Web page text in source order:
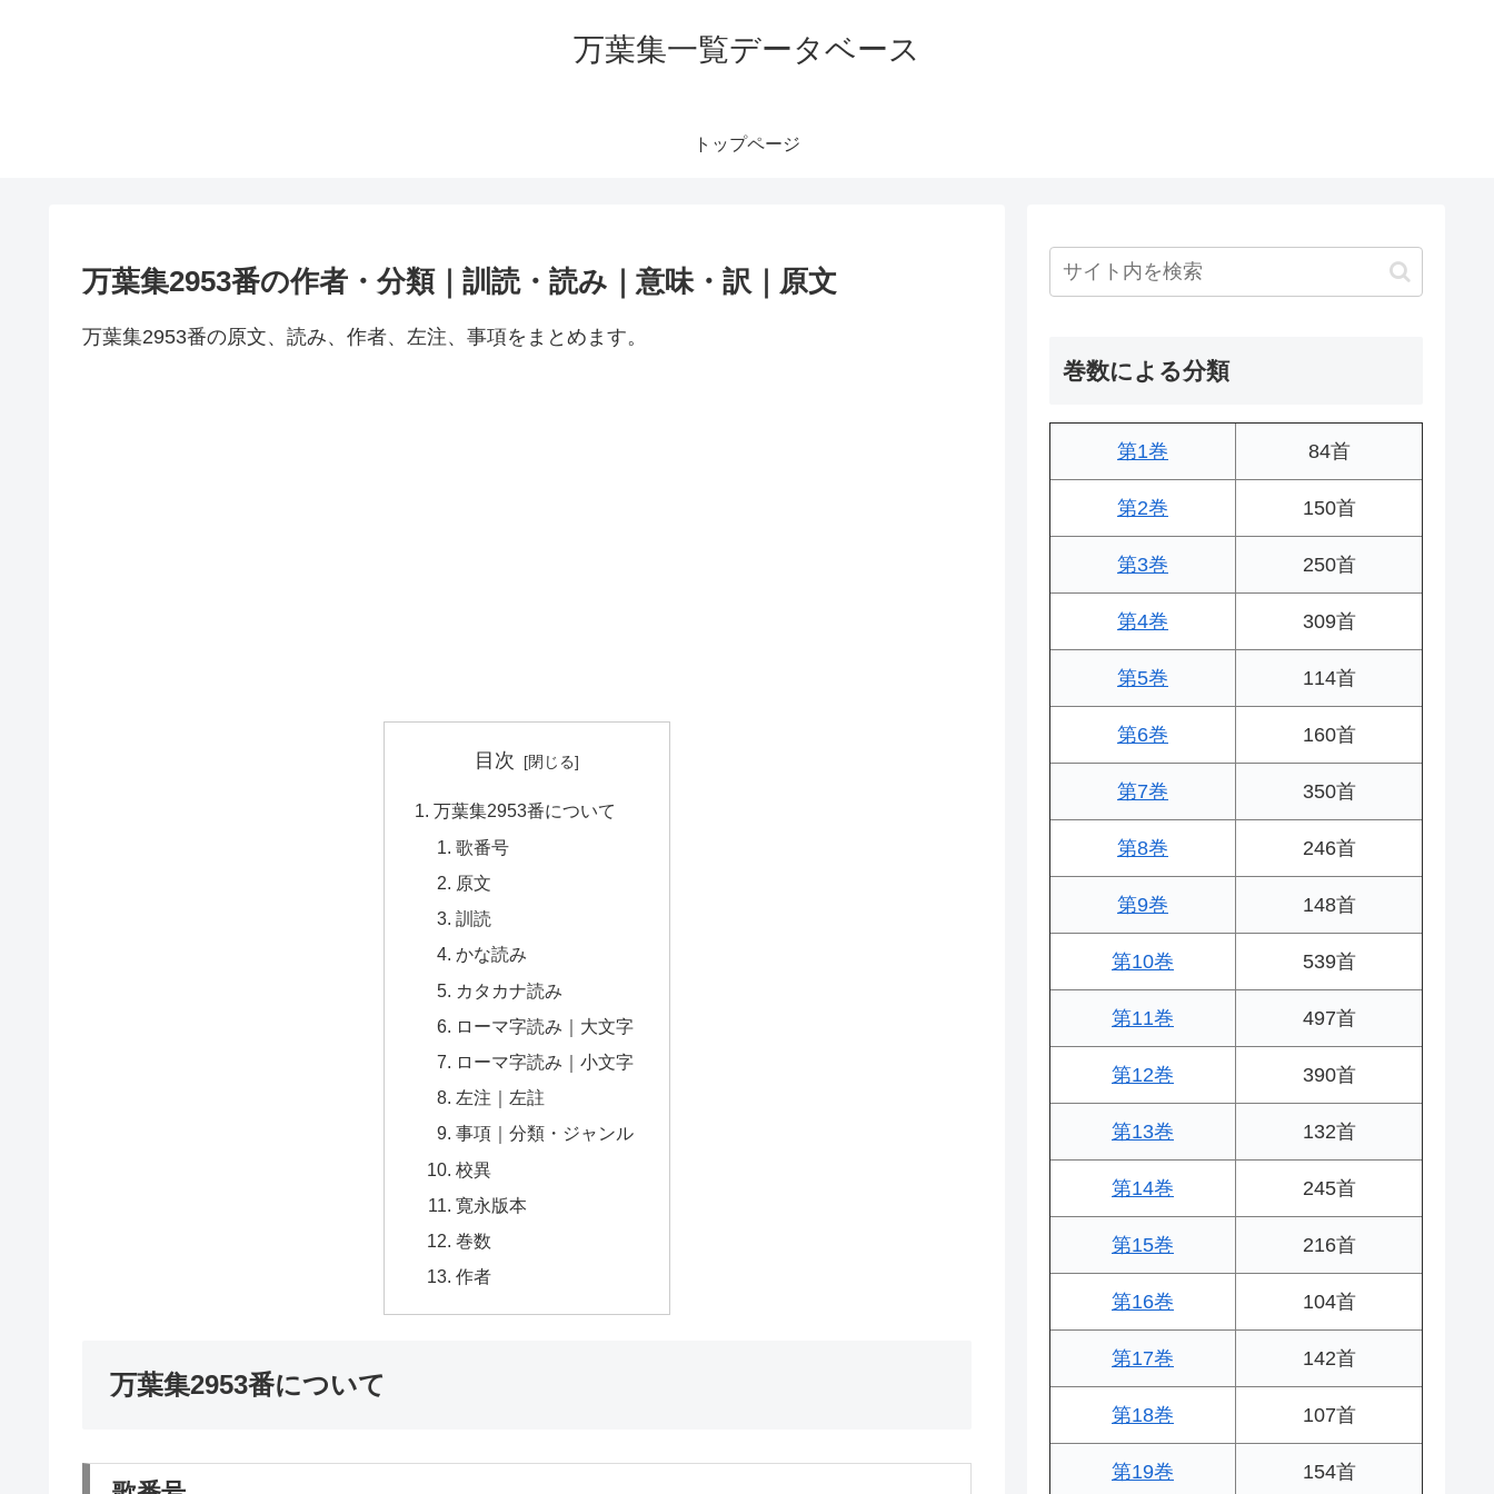
万葉集一覧データベース
トップページ
万葉集2953番の作者・分類｜訓読・読み｜意味・訳｜原文
万葉集2953番の原文、読み、作者、左注、事項をまとめます。
目次
万葉集2953番について
歌番号
原文
訓読
かな読み
カタカナ読み
ローマ字読み｜大文字
ローマ字読み｜小文字
左注｜左註
事項｜分類・ジャンル
校異
寛永版本
巻数
作者
万葉集2953番について
巻数による分類
第1巻 84首
第2巻 150首
第3巻 250首
第4巻 309首
第5巻 114首
第6巻 160首
第7巻 350首
第8巻 246首
第9巻 148首
第10巻 539首
第11巻 497首
第12巻 390首
第13巻 132首
第14巻 245首
第15巻 216首
第16巻 104首
第17巻 142首
第18巻 107首
第19巻 154首